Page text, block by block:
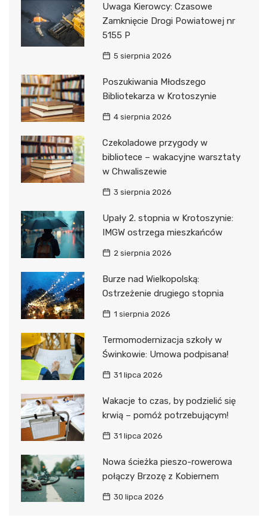
Uwaga Kierowcy: Czasowe
Zamknięcie Drogi Powiatowej nr
5155 P
5 sierpnia 2026
Poszukiwania Młodszego
Bibliotekarza w Krotoszynie
4 sierpnia 2026
Czekoladowe przygody w
bibliotece – wakacyjne warsztaty
w Chwaliszewie
3 sierpnia 2026
Upały 2. stopnia w Krotoszynie:
IMGW ostrzega mieszkańców
2 sierpnia 2026
Burze nad Wielkopolską:
Ostrzeżenie drugiego stopnia
1 sierpnia 2026
Termomodernizacja szkoły w
Świnkowie: Umowa podpisana!
31 lipca 2026
Wakacje to czas, by podzielić się
krwią – pomóż potrzebującym!
31 lipca 2026
Nowa ścieżka pieszo-rowerowa
połączy Brzozę z Kobiernem
30 lipca 2026